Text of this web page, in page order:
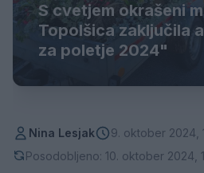
S cvetjem okrašeni
Topolšica zaključila
za poletje 2024"
Nina Lesjak
9. oktober 2024,
Posodobljeno: 10. oktober 2024,